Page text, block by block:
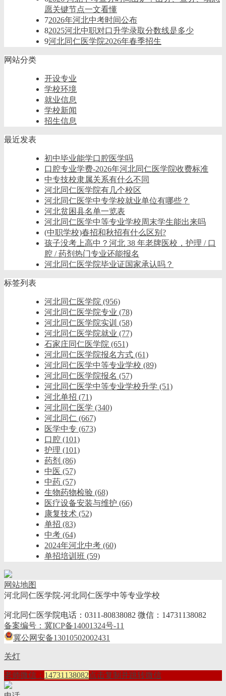
愿关键节点一文看懂
72026年河北中考时间公布
82025河北中职对口升学录取分数线是多少
9河北同仁医学院2026年春季招生
网站分类
开设专业
学校环境
就业信息
学校新闻
招生信息
最近发表
初中毕业能学口腔医学吗
口腔专业学费-2026年河北同仁医学院收费标准
中专技校隶属关系有什么不同
河北同仁医学院有几个校区
河北同仁医学中专学校就业单位有哪些？
河北贫困县名单一览表
河北同仁医学中等专业学校周末学生能出来吗
(中职学校)春招和秋招有什么区别?
孩子没考上高中？河北 38 年老牌医校，护理 / 口
腔 / 药剂热门专业还能报名
河北同仁医学院毕业证国家承认吗？
标签列表
河北同仁医学院 (956)
河北同仁医学院专业 (78)
河北同仁医学院实训 (58)
河北同仁医学院就业 (77)
石家庄同仁医学院 (651)
河北同仁医学院报名方式 (61)
河北同仁医学中等专业学校 (89)
河北同仁医学院报名 (57)
河北同仁医学中等专业学校升学 (51)
河北单招 (71)
河北同仁医学 (340)
河北同仁 (667)
医学中专 (673)
口腔 (101)
护理 (101)
药剂 (86)
中医 (57)
中药 (57)
生物药物检验 (68)
医疗设备安装与维护 (66)
康复技术 (52)
单招 (83)
中考 (64)
2024年河北中考 (60)
单招培训班 (59)
网站地图
河北同仁医学院-河北同仁医学中等专业学校
河北同仁医学院电话：0311-80838082 微信：14731138082
备案编号：冀ICP备14001324号-11
冀公网安备13010502002431
关灯
老师微信： 14731138082点击复制并跳转微信